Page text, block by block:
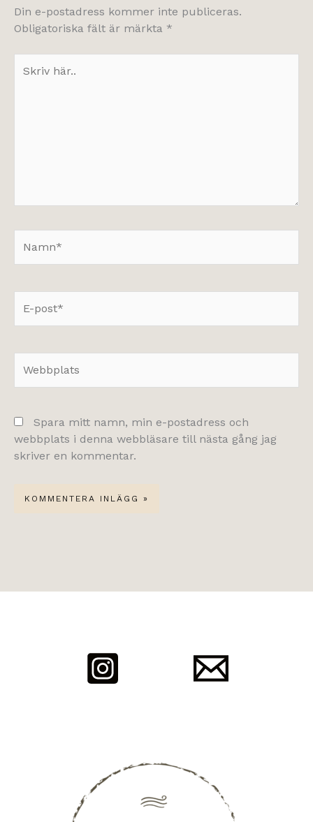
Din e-postadress kommer inte publiceras.
Obligatoriska fält är märkta *
här..
post*
Spara mitt namn, min e-postadress och
webbplats i denna webbläsare till nästa gång jag
skriver en kommentar.